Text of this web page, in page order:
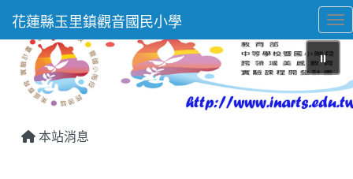
花蓮縣玉里鎮觀音國民小學
⏸
本站消息